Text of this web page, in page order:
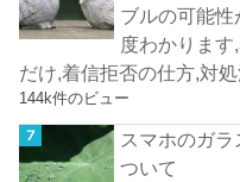
ブルの可能
度わかります
だけ,着信拒否の仕方,対
144k件のビュー
スマホのガ
ついて